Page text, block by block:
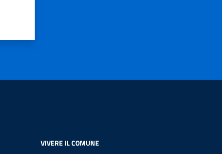
VIVERE IL COMUNE